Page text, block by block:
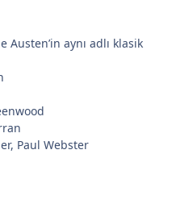
Austen’in aynı adlı klasik
Paul Webster